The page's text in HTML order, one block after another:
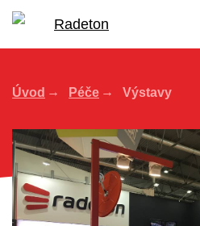
Úvod Péče Výstavy